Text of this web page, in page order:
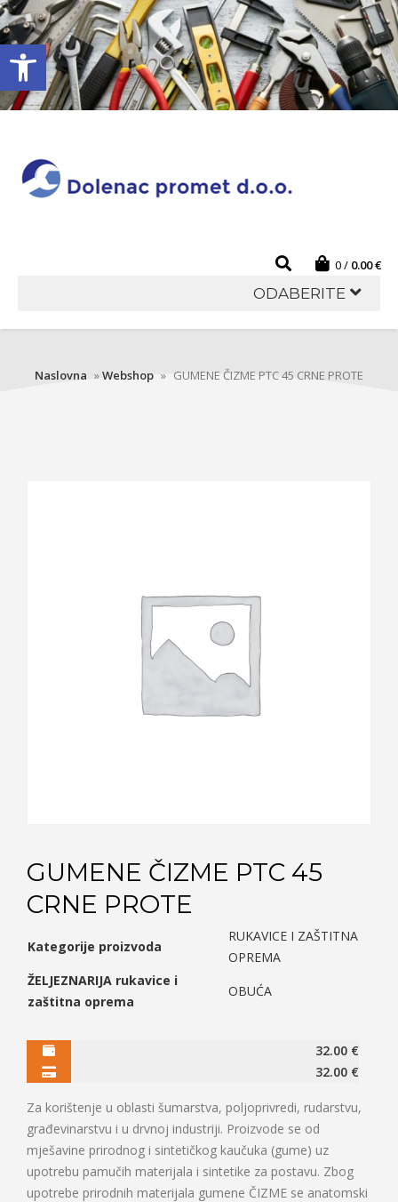
Open toolbar
0 0.00€
ODABERITE
Naslovna »Webshop » GUMENE ČIZME PTC 45 CRNE PROTE
GUMENE ČIZME PTC 45
CRNE PROTE
Kategorije proizvoda
RUKAVICE I ZAŠTITNA
OPREMA
ŽELJEZNARIJA rukavice i
zaštitna oprema
OBUĆA
32.00 €
32.00 €
Za korištenje u oblasti šumarstva, poljoprivredi, rudarstvu,
građevinarstvu i u drvnoj industriji. Proizvode se od
mješavine prirodnog i sintetičkog kaučuka (gume) uz
upotrebu pamučih materijala i sintetike za postavu. Zbog
upotrebe prirodnih materijala gumene ČIZME se anatomski